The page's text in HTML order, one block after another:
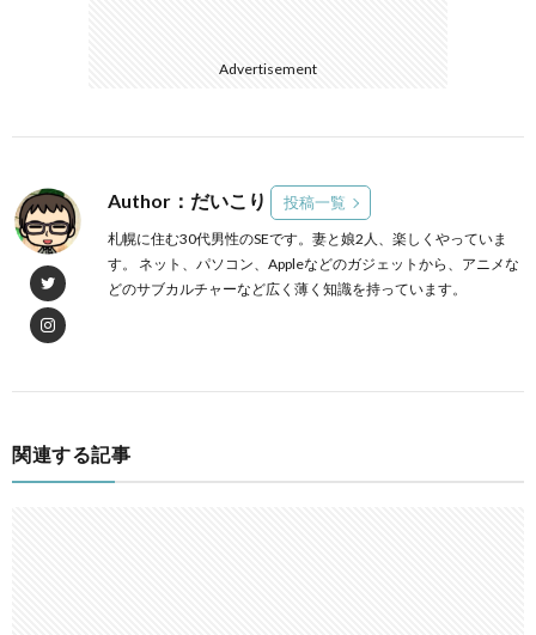
Advertisement
Author：だいこり 投稿一覧
札幌に住む30代男性のSEです。妻と娘2人、楽しくやっていま
す。 ネット、パソコン、Appleなどのガジェットから、アニメな
どのサブカルチャーなど広く薄く知識を持っています。
関連する記事